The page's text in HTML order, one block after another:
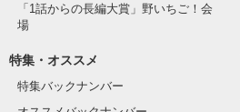
「1話からの長編大賞」野いちご！会
場
特集・オススメ
特集バックナンバー